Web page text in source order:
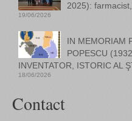
2025):
19/06/2026
IN MEMORIAM
POPESCU
INVENTATOR, ISTORIC AL
18/06/2026
Contact